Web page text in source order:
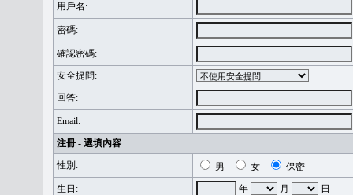
用戶名:
密碼:
確認密碼:
安全提問:
回答:
Email:
注冊 - 選填內容
性別:
男 女
保密
生日:
年 月 日